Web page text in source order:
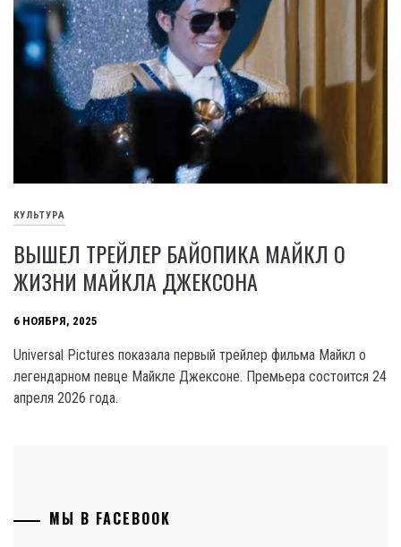
КУЛЬТУРА
ВЫШЕЛ ТРЕЙЛЕР БАЙОПИКА МАЙКЛ О
ЖИЗНИ МАЙКЛА ДЖЕКСОНА
6 НОЯБРЯ, 2025
Universal Pictures показала первый трейлер фильма Майкл о
легендарном певце Майкле Джексоне. Премьера состоится 24
апреля 2026 года.
МЫ В FACEBOOK